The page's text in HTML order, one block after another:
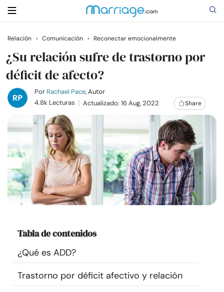
Buscar
Casarse
Relaciones
Familia
Ayuda
Cursos
Recursos
Comunidad
Relación › Comunicación › Reconectar emocionalmente
¿Su relación sufre de trastorno por
déficit de afecto?
Por Rachael Pace, Autor
4.8k Lecturas
Actualizado: 16 Aug, 2022 Share
Tabla de contenidos
¿Qué es ADD?
Trastorno por déficit afectivo y relación